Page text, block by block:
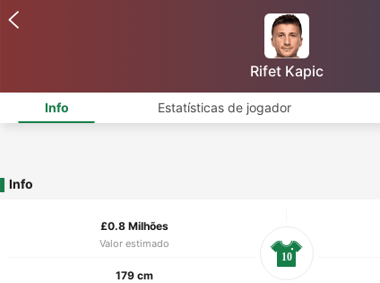
Rifet Kapic
Info Estatísticas de jogador
Info
£0.8 Milhões
Valor estimado
179 cm
10